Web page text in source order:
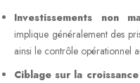
Investissements non
implique généralement des
ainsi le contrôle opérationnel
Ciblage sur la croissance